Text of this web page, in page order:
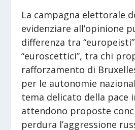
La campagna elettorale
evidenziare all’opinione
differenza tra
“euroscettici”, tra chi
rafforzamento di
per le autonomie
tema delicato della pace
attendono proposte
perdura l’aggressione